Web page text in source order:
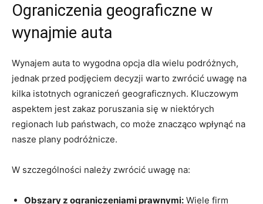
Ograniczenia geograficzne w
wynajmie auta
Wynajem auta to wygodna ‍opcja dla⁣ wielu podróżnych,​
jednak przed podjęciem decyzji warto zwrócić uwagę ​na
kilka‍ istotnych⁢ ograniczeń geograficznych. Kluczowym
aspektem jest zakaz poruszania się w niektórych‌
regionach ‍lub państwach, co ‍może ⁤znacząco wpłynąć na
⁤nasze plany podróżnicze.
W‌ szczególności należy ⁤zwrócić uwagę na:
Obszary​ z ograniczeniami prawnymi: Wiele firm